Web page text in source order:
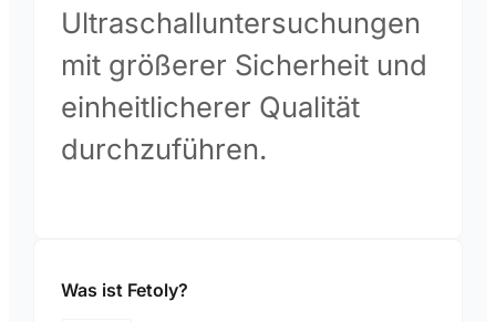
Ultraschalluntersuchungen
mit größerer Sicherheit und
einheitlicherer Qualität
durchzuführen.
Was ist Fetoly?